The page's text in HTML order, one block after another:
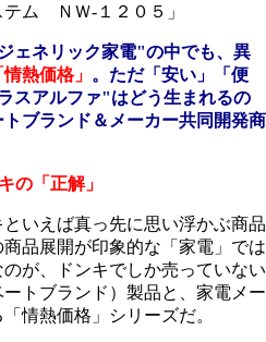
ム ＮＷ‐１２０５」
ェネリック家電"の中でも、異
熱価格」 。ただ「安い」「便
スアルファ"はどう生まれるの
ブランド＆メーカー共同開発商
の「正解」
いえば真っ先に思い浮かぶ商品
品展開が印象的な「家電」では
が、ドンキでしか売っていない
トブランド）製品と、家電メー
情熱価格」シリーズだ。